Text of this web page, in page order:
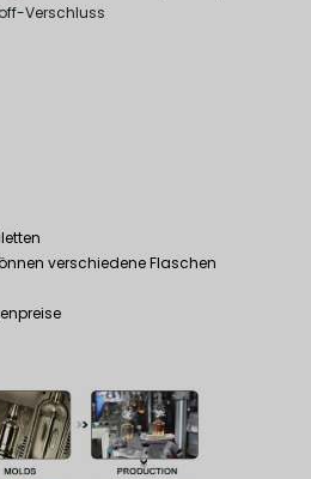
Verschluss
verschiedene Flaschen